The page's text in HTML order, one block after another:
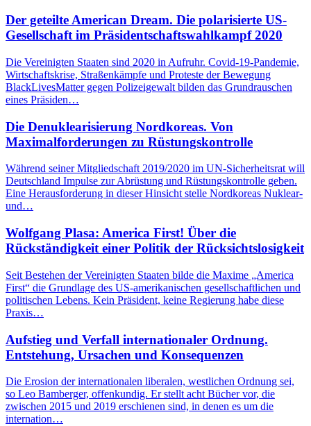
Der geteilte American Dream. Die polarisierte US-
Gesellschaft im Präsidentschaftswahlkampf 2020
Die Vereinigten Staaten sind 2020 in Aufruhr. Covid-19-Pandemie,
Wirtschaftskrise, Straßenkämpfe und Proteste der Bewegung
BlackLivesMatter gegen Polizeigewalt bilden das Grundrauschen
eines Präsiden…
Die Denuklearisierung Nordkoreas. Von
Maximalforderungen zu Rüstungskontrolle
Während seiner Mitgliedschaft 2019/2020 im UN-Sicherheitsrat will
Deutschland Impulse zur Abrüstung und Rüstungskontrolle geben.
Eine Herausforderung in dieser Hinsicht stelle Nordkoreas Nuklear-
und…
Wolfgang Plasa: America First! Über die
Rückständigkeit einer Politik der Rücksichtslosigkeit
Seit Bestehen der Vereinigten Staaten bilde die Maxime „America
First“ die Grundlage des US-amerikanischen gesellschaftlichen und
politischen Lebens. Kein Präsident, keine Regierung habe diese
Praxis…
Aufstieg und Verfall internationaler Ordnung.
Entstehung, Ursachen und Konsequenzen
Die Erosion der internationalen liberalen, westlichen Ordnung sei,
so Leo Bamberger, offenkundig. Er stellt acht Bücher vor, die
zwischen 2015 und 2019 erschienen sind, in denen es um die
internation…